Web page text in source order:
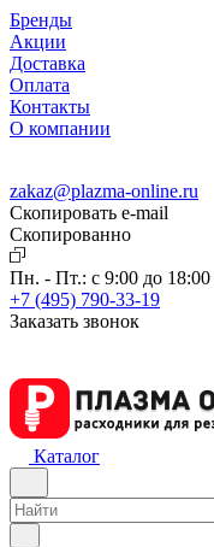
Бренды
Акции
Доставка
Оплата
Контакты
О компании
zakaz@plazma-online.ru
Скопировать e-mail
Cкопированно
Пн. - Пт.: с 9:00 до 18:00
+7 (495) 790-33-19
Заказать звонок
Каталог